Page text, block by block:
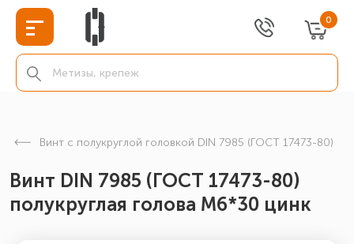
0
Винт с полукруглой головкой DIN 7985 (ГОСТ 17473-80)
Винт DIN 7985 (ГОСТ 17473-80)
полукруглая голова М6*30 цинк